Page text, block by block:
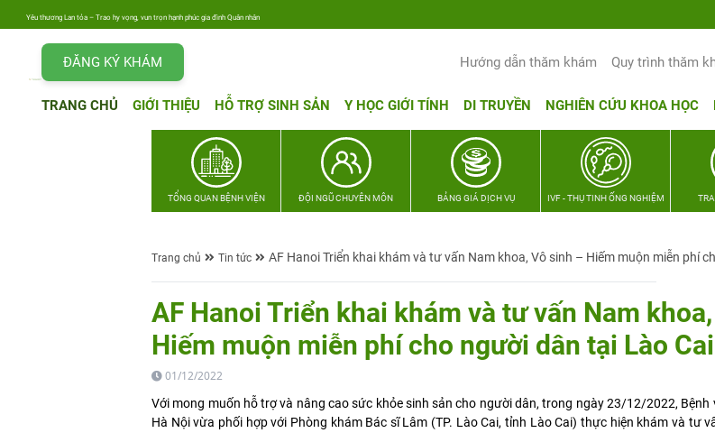
Yêu thương Lan tỏa – Trao hy vọng, vun trọn hạnh phúc gia đình Quân nhân
ĐĂNG KÝ KHÁM Hướng dẫn thăm khám Quy trình thăm
TRANG CHỦ GIỚI THIỆU HỖ TRỢ SINH SẢN Y HỌC GIỚI TÍNH DI TRUYỀN NGHIÊN CỨU KHOA HỌC
TỔNG QUAN BỆNH VIỆN ĐỘI NGŨ CHUYÊN MÔN BẢNG GIÁ DỊCH VỤ IVF - THỤ TINH ỐNG NGHIỆM
Trang chủ Tin tức AF Hanoi Triển khai khám và tư vấn Nam khoa, Vô sinh – Hiếm muộn miễn phí
AF Hanoi Triển khai khám và tư vấn Nam
Hiếm muộn miễn phí cho người dân tại Lào Cai
01/12/2022
Với mong muốn hỗ trợ và nâng cao sức khỏe sinh sản cho người dân, trong ngày 23/12/2022, Bệnh
Hà Nội vừa phối hợp với Phòng khám Bác sĩ Lâm (TP. Lào Cai, tỉnh Lào Cai) thực hiện khám và tư